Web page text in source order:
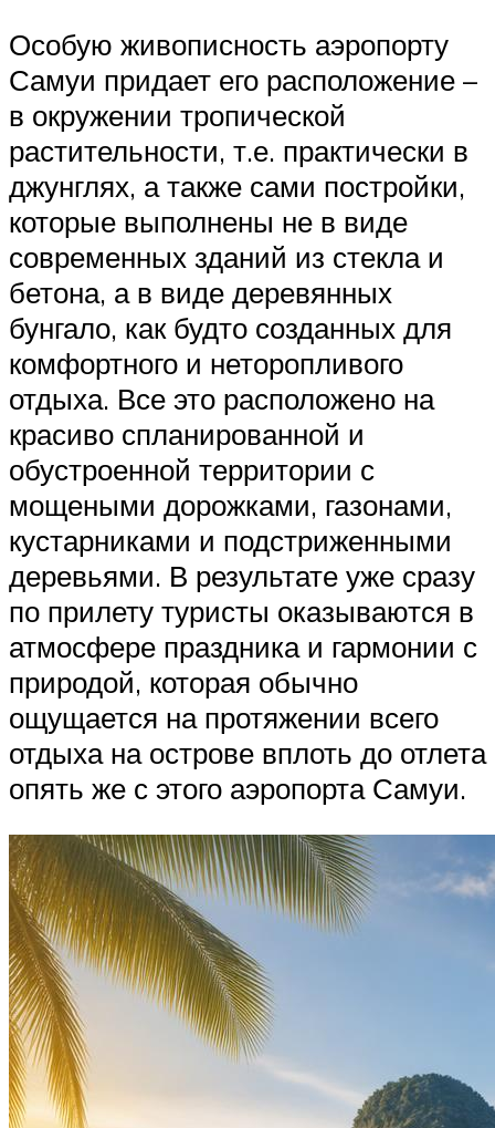
Особую живописность аэропорту
Самуи придает его расположение –
в окружении тропической
растительности, т.е. практически в
джунглях, а также сами постройки,
которые выполнены не в виде
современных зданий из стекла и
бетона, а в виде деревянных
бунгало, как будто созданных для
комфортного и неторопливого
отдыха. Все это расположено на
красиво спланированной и
обустроенной территории с
мощеными дорожками, газонами,
кустарниками и подстриженными
деревьями. В результате уже сразу
по прилету туристы оказываются в
атмосфере праздника и гармонии с
природой, которая обычно
ощущается на протяжении всего
отдыха на острове вплоть до отлета
опять же с этого аэропорта Самуи.